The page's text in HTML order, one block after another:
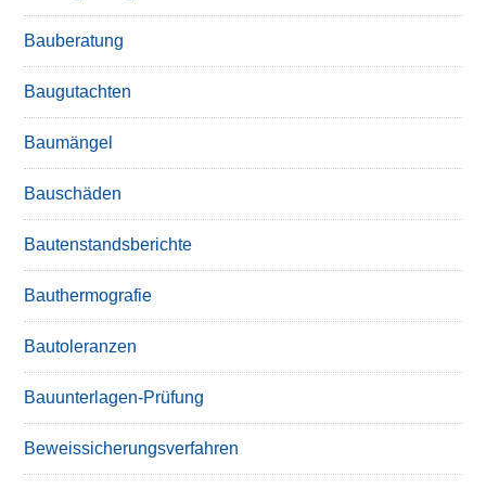
Bauberatung
Baugutachten
Baumängel
Bauschäden
Bautenstandsberichte
Bauthermografie
Bautoleranzen
Bauunterlagen-Prüfung
Beweissicherungsverfahren